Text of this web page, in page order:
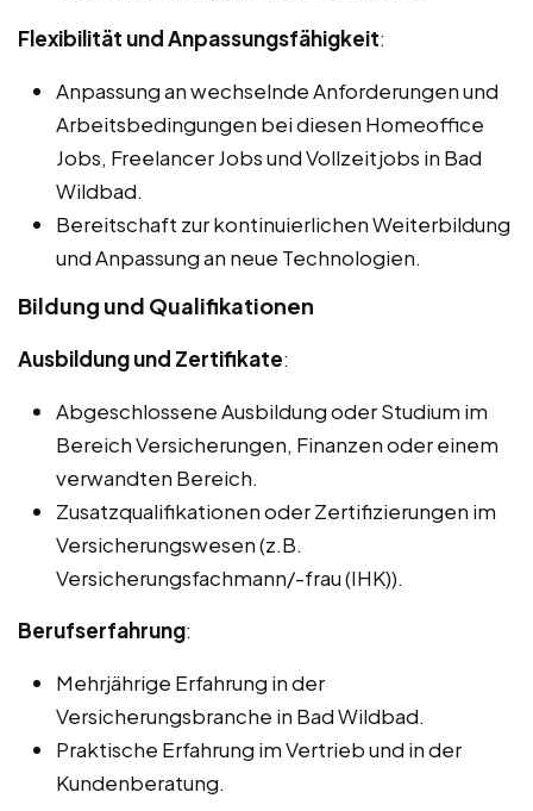
Flexibilität und Anpassungsfähigkeit:
Anpassung an wechselnde Anforderungen und
Arbeitsbedingungen bei diesen Homeoffice
Jobs, Freelancer Jobs und Vollzeitjobs in Bad
Wildbad.
Bereitschaft zur kontinuierlichen Weiterbildung
und Anpassung an neue Technologien.
Bildung und Qualifikationen
Ausbildung und Zertifikate:
Abgeschlossene Ausbildung oder Studium im
Bereich Versicherungen, Finanzen oder einem
verwandten Bereich.
Zusatzqualifikationen oder Zertifizierungen im
Versicherungswesen (z.B.
Versicherungsfachmann/-frau (IHK)).
Berufserfahrung:
Mehrjährige Erfahrung in der
Versicherungsbranche in Bad Wildbad.
Praktische Erfahrung im Vertrieb und in der
Kundenberatung.